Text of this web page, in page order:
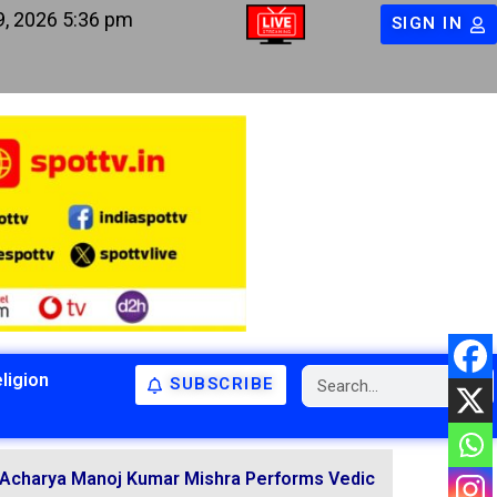
2026 5:36 pm SIGN IN
SUBSCRIBE
Kumar Mishra Performs Vedic Rituals for the
LATEST NEWS
NATIONAL
RELIGION